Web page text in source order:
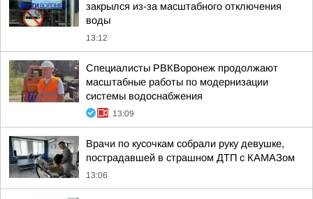
закрылся из-за масштабного отключения
воды
13:12
Специалисты РВКВоронеж продолжают
масштабные работы по модернизации
системы водоснабжения
13:09
Врачи по кусочкам собрали руку девушке,
пострадавшей в страшном ДТП с КАМАЗом
13:06